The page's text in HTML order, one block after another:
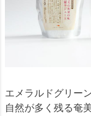
エメラルドグリー
自然が多く残る奄